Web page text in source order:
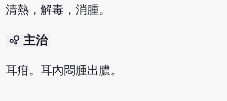
清熱，解毒，消腫。
bubble_chart 主治
耳疳。耳內悶腫出膿。